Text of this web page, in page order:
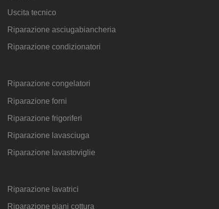
Uscita tecnico
Riparazione asciugabiancheria
Riparazione condizionatori
Riparazione congelatori
Riparazione forni
Riparazione frigoriferi
Riparazione lavasciuga
Riparazione lavastoviglie
Riparazione lavatrici
Riparazione piani cottura